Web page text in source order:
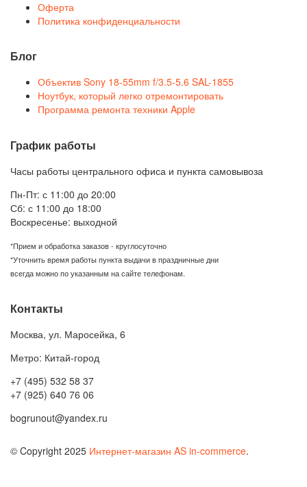
Оферта
Политика конфиденциальности
Блог
Объектив Sony 18-55mm f/3.5-5.6 SAL-1855
Ноутбук, который легко отремонтировать
Программа ремонта техники Apple
График работы
Часы работы центрального офиса и пункта самовывоза
Пн-Пт: с 11:00 до 20:00
Сб: с 11:00 до 18:00
Воскресенье: выходной
*Прием и обработка заказов - круглосуточно
*Уточнить время работы пункта выдачи в праздничные дни
всегда можно по указанным на сайте телефонам.
Контакты
Москва, ул. Маросейка, 6
Метро: Китай-город
+7 (495) 532 58 37
+7 (925) 640 76 06
bogrunout@yandex.ru
© Copyright 2025 Интернет-магазин AS in-commerce.